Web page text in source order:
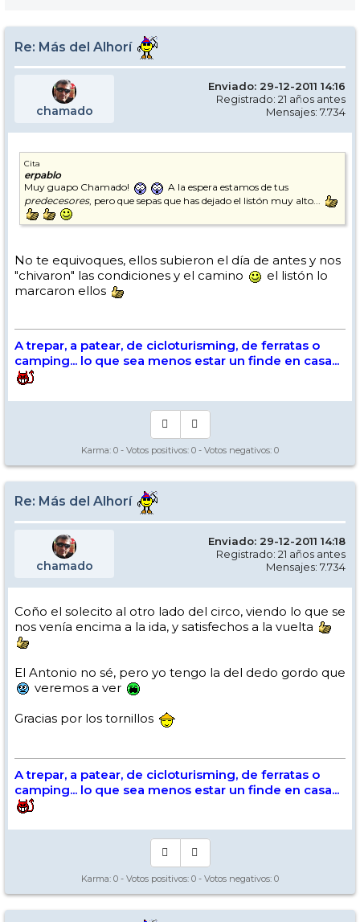
Re: Más del Alhorí
chamado
Enviado: 29-12-2011 14:16
Registrado: 21 años antes
Mensajes: 7.734
Cita
erpablo
Muy guapo Chamado!
A la espera estamos de tus
predecesores, pero que sepas que has dejado el listón muy alto...
No te equivoques, ellos subieron el día de antes y nos
"chivaron" las condiciones y el camino
el listón lo
marcaron ellos
A trepar, a patear, de cicloturisming, de ferratas o
camping... lo que sea menos estar un finde en casa...
Karma: 0 - Votos positivos: 0 - Votos negativos: 0
Re: Más del Alhorí
chamado
Enviado: 29-12-2011 14:18
Registrado: 21 años antes
Mensajes: 7.734
Coño el solecito al otro lado del circo, viendo lo que se
nos venía encima a la ida, y satisfechos a la vuelta
El Antonio no sé, pero yo tengo la del dedo gordo que
veremos a ver
Gracias por los tornillos
A trepar, a patear, de cicloturisming, de ferratas o
camping... lo que sea menos estar un finde en casa...
Karma: 0 - Votos positivos: 0 - Votos negativos: 0